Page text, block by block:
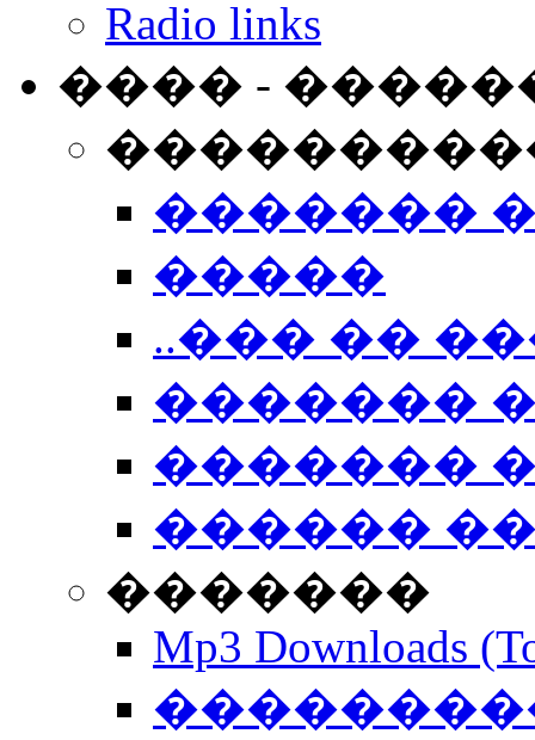
Radio links
���� -
�������
�����
..��� ��
�������
�������
������
�������
Mp3 Downloads